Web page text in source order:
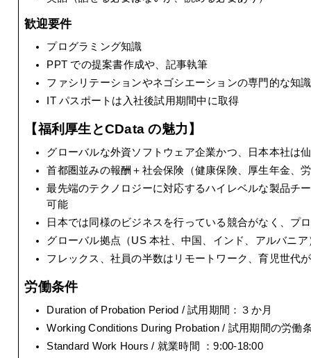
歓迎要件
プログラミング知識
PPT での提案書作成や、記事執筆
ファシリテーションやネゴシエーションの専門的な知識
IT パスポートは入社後試用期間中に取得
【福利厚生とCData の魅力】
グローバルな外資ソフトウェア企業かつ、日本本社は
首都圏並みの報酬＋社会保険（健康保険、厚生年金、
最先端のテクノロジーに対応するハイレベルな製品チ
可能
日本では同様のビジネスを行っている競合がなく、プ
グローバル拠点（US 本社、中国、インド、アルバニ
フレックス、社員の半数はリモートワーク、育児世代
労働条件
Duration of Probation Period / 試用期間：３か月
Working Conditions During Probation / 試用期間の労働
Standard Work Hours / 就業時間 ：9:00-18:00